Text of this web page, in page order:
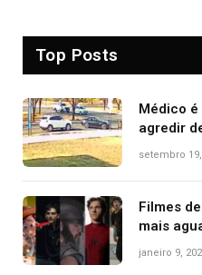
Top Posts
Médico
agredir
durante
setembro
Filmes
mais
janeiro 9,